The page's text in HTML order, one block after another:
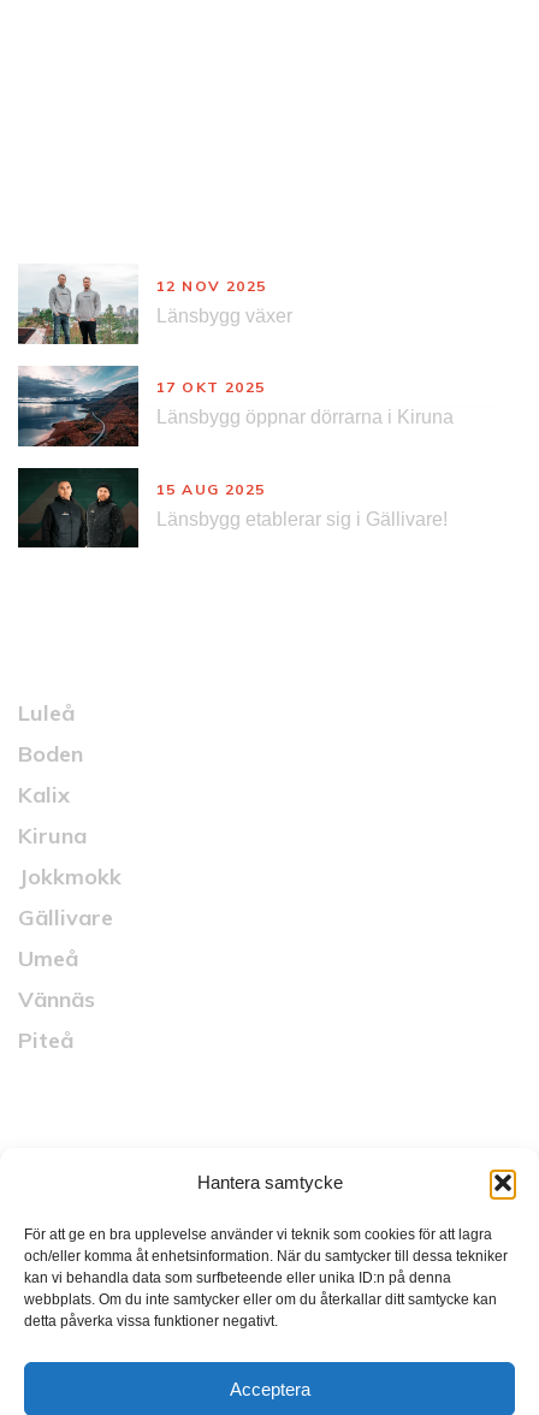
Hantera samtycke
För att ge en bra upplevelse använder vi teknik som cookies för att lagra
och/eller komma åt enhetsinformation. När du samtycker till dessa tekniker
kan vi behandla data som surfbeteende eller unika ID:n på denna
webbplats. Om du inte samtycker eller om du återkallar ditt samtycke kan
detta påverka vissa funktioner negativt.
Acceptera
12 NOV 2025
Länsbygg växer
17 OKT 2025
Länsbygg öppnar dörrarna i Kiruna
15 AUG 2025
Länsbygg etablerar sig i Gällivare!
Luleå
Boden
Kalix
Kiruna
Jokkmokk
Gällivare
Umeå
Vännäs
Piteå
Vad vi gör
Vilka vi är
Länsnytt